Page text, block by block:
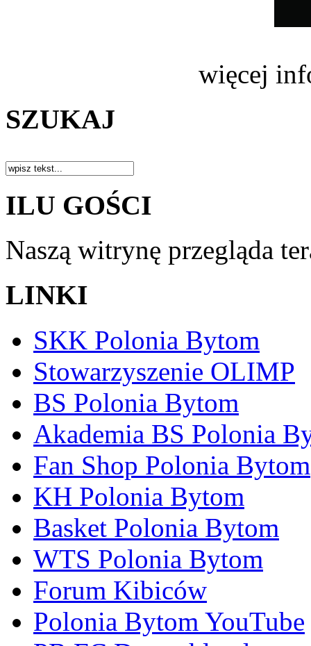
więcej
SZUKAJ
ILU GOŚCI
Naszą witrynę przegląda
LINKI
SKK Polonia Bytom
Stowarzyszenie OLIMP
BS Polonia Bytom
Akademia BS Polonia
Fan Shop Polonia Bytom
KH Polonia Bytom
Basket Polonia Bytom
WTS Polonia Bytom
Forum Kibiców
Polonia Bytom YouTube